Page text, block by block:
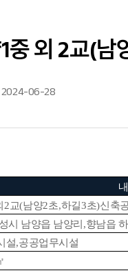
중 외 2교(남
2024-06-28
2교(남양2초,하길3초)신축
시 남양읍 남양리 ,향남읍
설,공공업무시설